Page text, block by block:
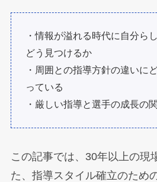
・情報が溢れる時代に自分ら
どう見つけるか
・周囲との指導方針の違いに
っている
・厳しい指導と選手の成長の
この記事では、30年以上の現
た、指導スタイル確立のため